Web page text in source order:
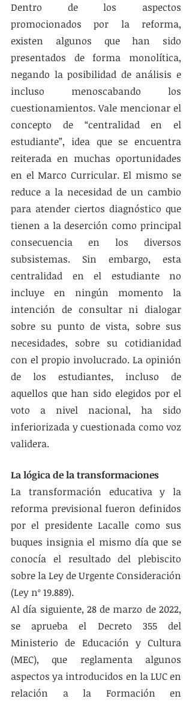
Dentro de los aspectos
promocionados por la reforma,
existen algunos que han sido
presentados de forma monolítica,
negando la posibilidad de análisis e
incluso menoscabando los
cuestionamientos. Vale mencionar el
concepto de “centralidad en el
estudiante”, idea que se encuentra
reiterada en muchas oportunidades
en el Marco Curricular. El mismo se
reduce a la necesidad de un cambio
para atender ciertos diagnóstico que
tienen a la deserción como principal
consecuencia en los diversos
subsistemas. Sin embargo, esta
centralidad en el estudiante no
incluye en ningún momento la
intención de consultar ni dialogar
sobre su punto de vista, sobre sus
necesidades, sobre su cotidianidad
con el propio involucrado. La opinión
de los estudiantes, incluso de
aquellos que han sido elegidos por el
voto a nivel nacional, ha sido
inferiorizada y cuestionada como voz
validera.
La lógica de la transformaciones
La transformación educativa y la
reforma previsional fueron definidos
por el presidente Lacalle como sus
buques insignia el mismo día que se
conocía el resultado del plebiscito
sobre la Ley de Urgente Consideración
(Ley nº 19.889).
Al día siguiente, 28 de marzo de 2022,
se aprueba el Decreto 355 del
Ministerio de Educación y Cultura
(MEC), que reglamenta algunos
aspectos ya introducidos en la LUC en
relación a la Formación en